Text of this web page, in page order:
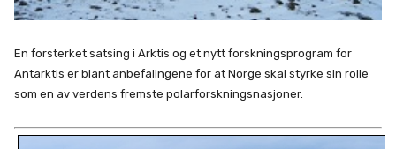
En forsterket satsing i Arktis og et nytt forskningsprogram for
Antarktis er blant anbefalingene for at Norge skal styrke sin rolle
som en av verdens fremste polarforskningsnasjoner.